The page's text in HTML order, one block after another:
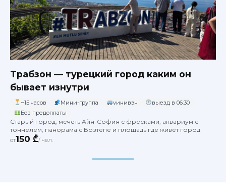
Трабзон — турецкий город каким он
бывает изнутри
~15 часов Мини-группа vинивэн
выезд в 06:30
Без предоплаты
Старый город, мечеть Айя-София с фресками, аквариум с
тоннелем, панорама с Бозтепе и площадь где живёт город
от150 ₾/ чел.